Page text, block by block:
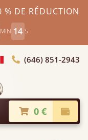
% DE RÉDUCTION
MIN 13 S
le pays
(646) 851-2943
0 €